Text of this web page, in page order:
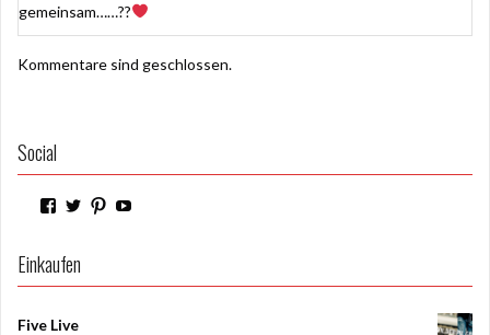
gemeinsam……??
Kommentare sind geschlossen.
Social
Profil
auf
Facebook
anzeigen
Profil
anzeigen
Profil
anzeigen
anzeigen
Einkaufen
Five Live